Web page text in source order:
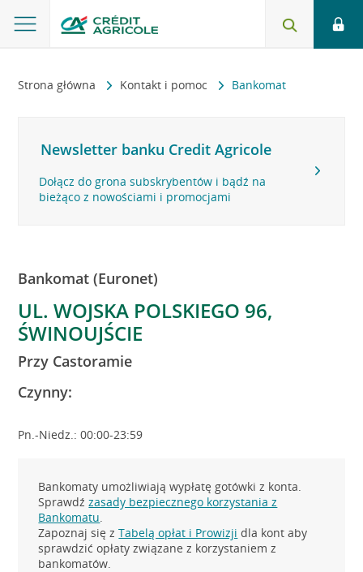
Strona główna Kontakt i pomoc Bankomat
Newsletter banku Credit Agricole
Dołącz do grona subskrybentów i bądź na
bieżąco z nowościami i promocjami
Bankomat (Euronet)
UL. WOJSKA POLSKIEGO 96,
ŚWINOUJŚCIE
Przy Castoramie
Czynny:
Pn.-Niedz.: 00:00-23:59
Bankomaty umożliwiają wypłatę gotówki z konta.
Sprawdźzasady bezpiecznego korzystania z
Bankomatu.
Zapoznaj się zTabelą opłat i Prowizji dla kont aby
sprawdzić opłaty związane z korzystaniem z
bankomatów.